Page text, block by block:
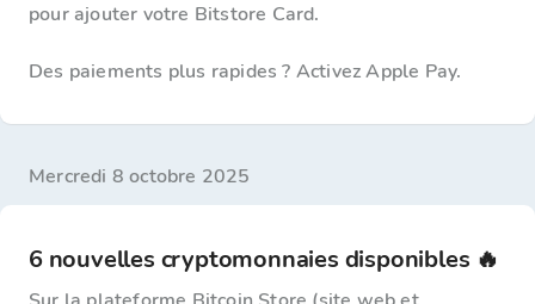
pour ajouter votre Bitstore Card.
Des paiements plus rapides ? Activez Apple Pay.
mercredi 8 octobre 2025
6 nouvelles cryptomonnaies disponibles 🔥